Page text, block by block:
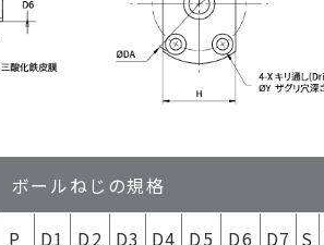
ボールねじの規格
P D1 D2 D3 D4 D5 D6 D7 S